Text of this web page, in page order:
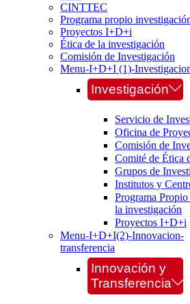
CINTTEC
Programa propio
Proyectos I+D+i
Ética de la investigación
Comisión de Investigación
Menu-I+D+I (1)-
Investigación
Servicio de
Oficina de
Comisión de
Comité de Ética
Grupos de
Institutos y
Programa
la investigación
Proyectos I+D+i
Menu-I+D+I(2)-Innovacion-
transferencia
Innovación y
Transferencia